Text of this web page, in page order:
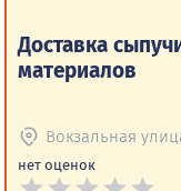
Доставка
материалов
Вокзальная
нет оценок